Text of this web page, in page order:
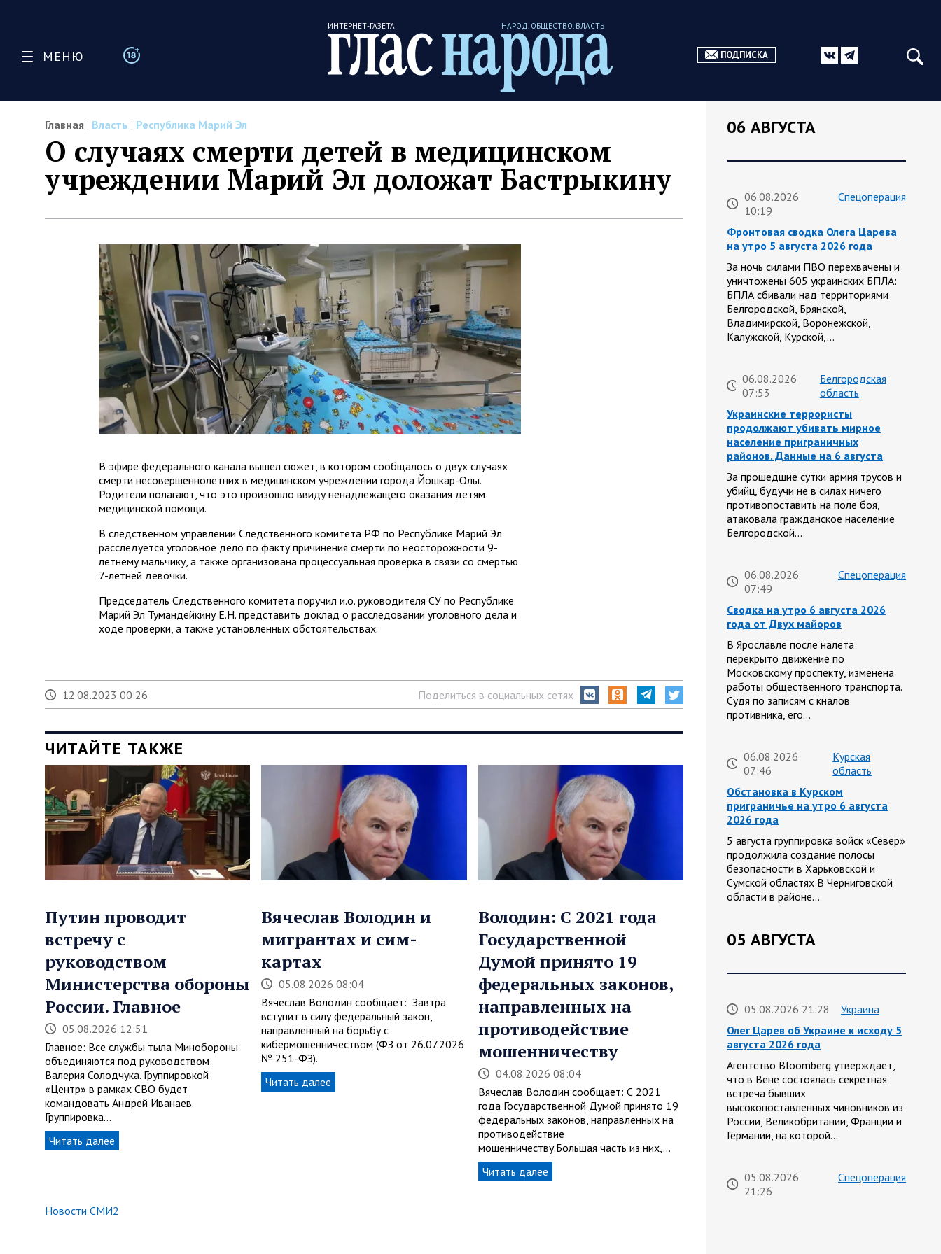
МЕНЮ
ИНТЕРНЕТ-ГАЗЕТА НАРОД. ОБЩЕСТВО. ВЛАСТЬ
ПОДПИСКА
Главная Власть Республика Марий Эл
О случаях смерти детей в медицинском
учреждении Марий Эл доложат Бастрыкину
В эфире федерального канала вышел сюжет, в котором сообщалось о двух случаях
смерти несовершеннолетних в медицинском учреждении города Йошкар-Олы.
Родители полагают, что это произошло ввиду ненадлежащего оказания детям
медицинской помощи.
В следственном управлении Следственного комитета РФ по Республике Марий Эл
расследуется уголовное дело по факту причинения смерти по неосторожности 9-
летнему мальчику, а также организована процессуальная проверка в связи со смертью
7-летней девочки.
Председатель Следственного комитета поручил и.о. руководителя СУ по Республике
Марий Эл Тумандейкину Е.Н. представить доклад о расследовании уголовного дела и
ходе проверки, а также установленных обстоятельствах.
12.08.2023 00:26 Поделиться в социальных сетях
ЧИТАЙТЕ ТАКЖЕ
Путин проводит
встречу с
руководством
Министерства обороны
России. Главное
05.08.2026 12:51
Главное: Все службы тыла Минобороны
объединяются под руководством
Валерия Солодчука. Группировкой
«Центр» в рамках СВО будет
командовать Андрей Иванаев.
Группировка…
Читать далее
Вячеслав Володин и
мигрантах и сим-
картах
05.08.2026 08:04
Вячеслав Володин сообщает: Завтра
вступит в силу федеральный закон,
направленный на борьбу с
кибермошенничеством (ФЗ от 26.07.2026
№ 251-ФЗ).
Читать далее
Володин: С 2021 года
Государственной
Думой принято 19
федеральных законов,
направленных на
противодействие
мошенничеству
04.08.2026 08:04
Вячеслав Володин сообщает: С 2021
года Государственной Думой принято 19
федеральных законов, направленных на
противодействие
мошенничеству.Большая часть из них,…
Читать далее
Новости СМИ2
06 АВГУСТА
06.08.2026
10:19
Спецоперация
Фронтовая сводка Олега Царева
на утро 5 августа 2026 года
За ночь силами ПВО перехвачены и
уничтожены 605 украинских БПЛА:
БПЛА сбивали над территориями
Белгородской, Брянской,
Владимирской, Воронежской,
Калужской, Курской,…
06.08.2026
07:53
Белгородская
область
Украинские террористы
продолжают убивать мирное
население приграничных
районов. Данные на 6 августа
За прошедшие сутки армия трусов и
убийц, будучи не в силах ничего
противопоставить на поле боя,
атаковала гражданское население
Белгородской…
06.08.2026
07:49
Спецоперация
Сводка на утро 6 августа 2026
года от Двух майоров
В Ярославле после налета
перекрыто движение по
Московскому проспекту, изменена
работы общественного транспорта.
Судя по записям с кналов
противника, его…
06.08.2026
07:46
Курская
область
Обстановка в Курском
приграничье на утро 6 августа
2026 года
5 августа группировка войск «Север»
продолжила создание полосы
безопасности в Харьковской и
Сумской областях В Черниговской
области в районе…
05 АВГУСТА
05.08.2026 21:28
Украина
Олег Царев об Украине к исходу 5
августа 2026 года
Агентство Bloomberg утверждает,
что в Вене состоялась секретная
встреча бывших
высокопоставленных чиновников из
России, Великобритании, Франции и
Германии, на которой…
05.08.2026
21:26
Спецоперация